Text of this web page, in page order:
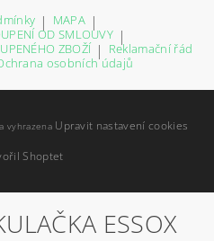
| MAPA |
OD SMLOUVY |
ZBOŽÍ | Reklamační řád
osobních údajů
vyhrazena Upravit nastavení cookies
Shoptet
ESSOX